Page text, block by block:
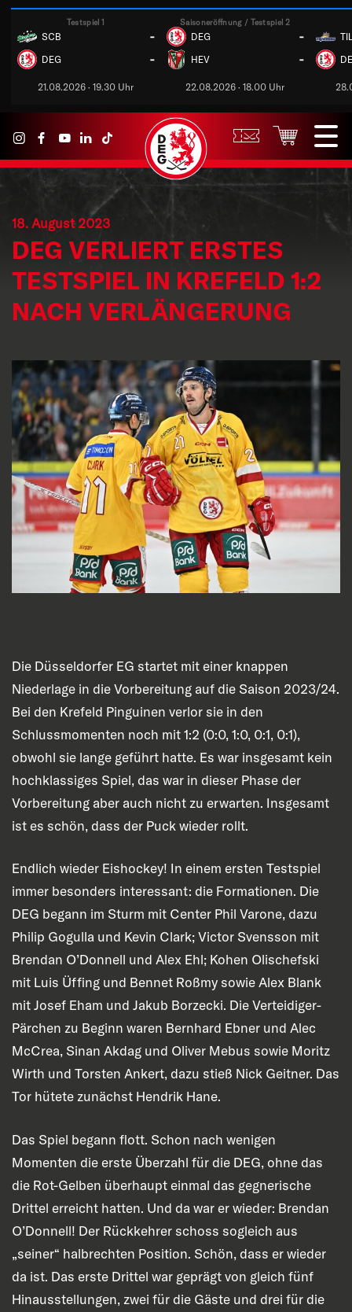
Testspiel 1
SCB -
DEG -
21.08.2026 · 19.30 Uhr
Saisoneröffnung / Testspiel 2
DEG -
HEV -
22.08.2026 · 18.00 Uhr
TIL
18. August 2023
DEG VERLIERT ERSTES
TESTSPIEL IN KREFELD 1:2
NACH VERLÄNGERUNG
Die Düsseldorfer EG startet mit einer knappen
Niederlage in die Vorbereitung auf die Saison 2023/24.
Bei den Krefeld Pinguinen verlor sie in den
Schlussmomenten noch mit 1:2 (0:0, 1:0, 0:1, 0:1),
obwohl sie lange geführt hatte. Es war insgesamt kein
hochklassiges Spiel, das war in dieser Phase der
Vorbereitung aber auch nicht zu erwarten. Insgesamt
ist es schön, dass der Puck wieder rollt.
Endlich wieder Eishockey! In einem ersten Testspiel
immer besonders interessant: die Formationen. Die
DEG begann im Sturm mit Center Phil Varone, dazu
Philip Gogulla und Kevin Clark; Victor Svensson mit
Brendan O’Donnell und Alex Ehl; Kohen Olischefski
mit Luis Üffing und Bennet Roßmy sowie Alex Blank
mit Josef Eham und Jakub Borzecki. Die Verteidiger-
Pärchen zu Beginn waren Bernhard Ebner und Alec
McCrea, Sinan Akdag und Oliver Mebus sowie Moritz
Wirth und Torsten Ankert, dazu stieß Nick Geitner. Das
Tor hütete zunächst Hendrik Hane.
Das Spiel begann flott. Schon nach wenigen
Momenten die erste Überzahl für die DEG, ohne das
die Rot-Gelben überhaupt einmal das gegnerische
Drittel erreicht hatten. Und da war er wieder: Brendan
O’Donnell! Der Rückkehrer schoss sogleich aus
„seiner“ halbrechten Position. Schön, dass er wieder
da ist. Das erste Drittel war geprägt von gleich fünf
Hinausstellungen, zwei für die Gäste und drei für die